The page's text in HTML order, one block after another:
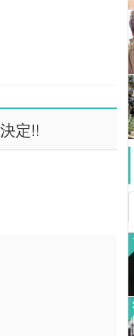
定!!